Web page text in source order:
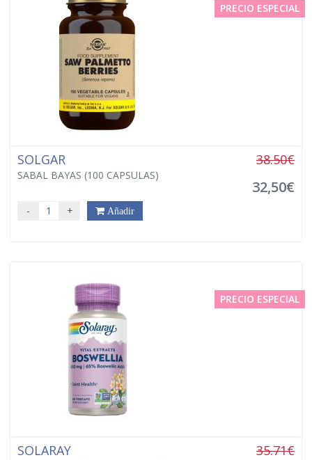
PRECIO ESPECIAL
SOLGAR
SABAL BAYAS (100 CAPSULAS)
38.50€
32,50€
- + Añadir
PRECIO ESPECIAL
SOLARAY 35.71€